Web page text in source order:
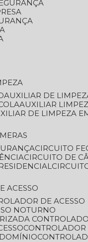
AUXILIAR DE
AUXILIAR
DE LIMPEZA
CIRCUITO
CIRCUITO DE
ACESSO
DE ACESSO
NOTURNO